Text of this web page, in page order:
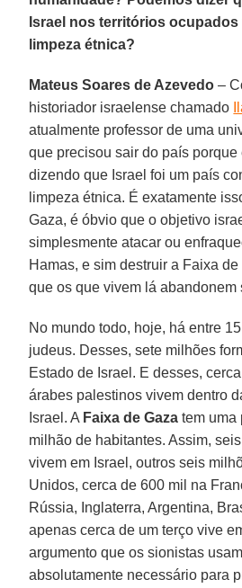
Israel nos territórios ocupados
limpeza étnica?
Mateus Soares de Azevedo –
historiador israelense chamado
atualmente professor de uma
que precisou sair do país
dizendo que Israel foi um país
limpeza étnica. É exatamente
Gaza, é óbvio que o objetivo
simplesmente atacar ou
Hamas, e sim destruir a Faixa
que os que vivem lá abandonem
No mundo todo, hoje, há entre
judeus. Desses, sete milhões
Estado de Israel. E desses,
árabes palestinos vivem dentro
Israel. A Faixa de Gaza tem uma
milhão de habitantes. Assim,
vivem em Israel, outros seis
Unidos, cerca de 600 mil na
Rússia, Inglaterra, Argentina,
apenas cerca de um terço vive
argumento que os sionistas
absolutamente necessário para